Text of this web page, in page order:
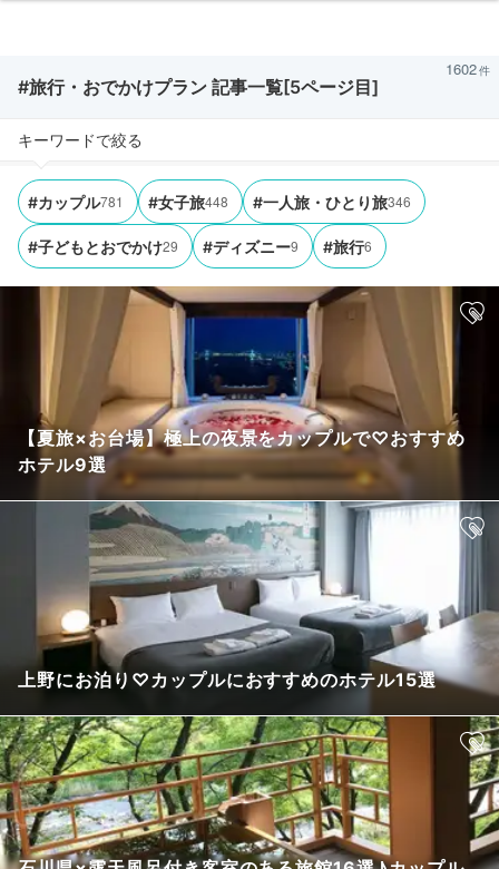
#旅行・おでかけプラン 記事一覧[5ページ目]
1602
キーワードで絞る
#カップル781 #女子旅448 #一人旅・ひとり旅346
#子どもとおでかけ29 #ディズニー9 #旅行6
【夏旅×お台場】極上の夜景をカップルで♡おすすめ
ホテル9選
上野にお泊り♡カップルにおすすめのホテル15選